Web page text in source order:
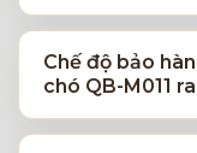
Chế độ bảo
chó QB-M011